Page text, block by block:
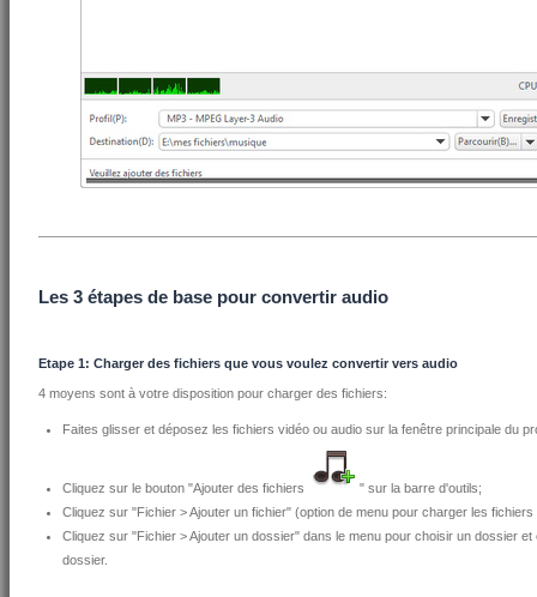
Les 3 étapes de base pour convertir audio
Etape 1: Charger des fichiers que vous voulez convertir vers audio
4 moyens sont à votre disposition pour charger des fichiers:
Faites glisser et déposez les fichiers vidéo ou audio sur la fenêtre principale du
Cliquez sur le bouton "Ajouter des fichiers
" sur la barre d'outils;
Cliquez sur "Fichier > Ajouter un fichier" (option de menu pour charger les
Cliquez sur "Fichier > Ajouter un dossier" dans le menu pour choisir un dossier
dossier.